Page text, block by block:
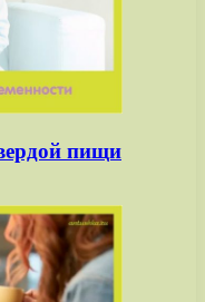
пищи